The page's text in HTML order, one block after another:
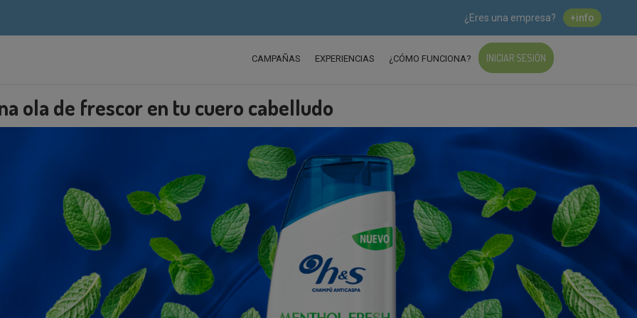
¿Eres una empresa? +info
CAMPAÑAS EXPERIENCIAS ¿CÓMO FUNCIONA? INICIAR SESIÓN
ola de frescor en tu cuero cabelludo